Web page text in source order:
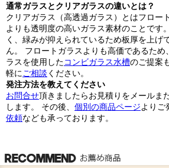
通常ガラスとクリアガラスの違いとは？
クリアガラス（高透過ガラス）とはフロー
よりも透明度の高いガラス素材のことです
く、緑みが抑えられているため板厚を上げ
ん。 フロートガラスよりも高価であるた
ラスを使用したコンビガラス水槽のご提案
軽に ご相談 ください。
発注方法を教えてください
お問合せ頂きましたらお見積りをメールま
します。 その後、 個別の商品ページよりご
依頼なども承っております。